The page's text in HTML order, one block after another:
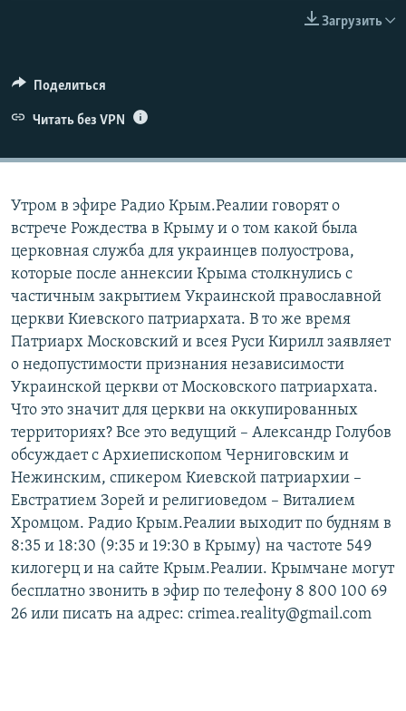
ELIFBE
УКРАИНСКАЯ ПРОБЛЕМА КРЫМА
Загрузить
Поделиться
Читать без VPN
Утром в эфире Радио Крым.Реалии говорят о
встрече Рождества в Крыму и о том какой была
церковная служба для украинцев полуострова,
которые после аннексии Крыма столкнулись с
частичным закрытием Украинской православной
церкви Киевского патриархата. В то же время
Патриарх Московский и всея Руси Кирилл заявляет
о недопустимости признания независимости
Украинской церкви от Московского патриархата.
Что это значит для церкви на оккупированных
территориях? Все это ведущий – Александр Голубов
обсуждает с Архиепископом Черниговским и
Нежинским, спикером Киевской патриархии –
Евстратием Зорей и религиоведом – Виталием
Хромцом. Радио Крым.Реалии выходит по будням в
8:35 и 18:30 (9:35 и 19:30 в Крыму) на частоте 549
килогерц и на сайте Крым.Реалии. Крымчане могут
бесплатно звонить в эфир по телефону 8 800 100 69
26 или писать на адрес: crimea.reality@gmail.com